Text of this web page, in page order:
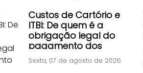
Custos de Cartório e
ITBI: De quem é a
obrigação legal do
pagamento dos
impostos e taxas de
transferência?
Sexta, 07 de agosto de 2026